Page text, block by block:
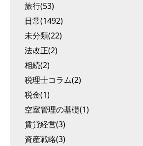
旅行(53)
日常(1492)
未分類(22)
法改正(2)
相続(2)
税理士コラム(2)
税金(1)
空室管理の基礎(1)
賃貸経営(3)
資産戦略(3)